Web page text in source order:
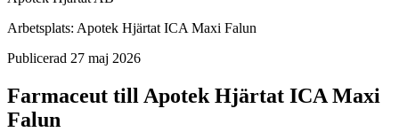
Arbetsplats: Apotek Hjärtat ICA Maxi Falun
Publicerad 27 maj 2026
Farmaceut till Apotek Hjärtat ICA Maxi
Falun